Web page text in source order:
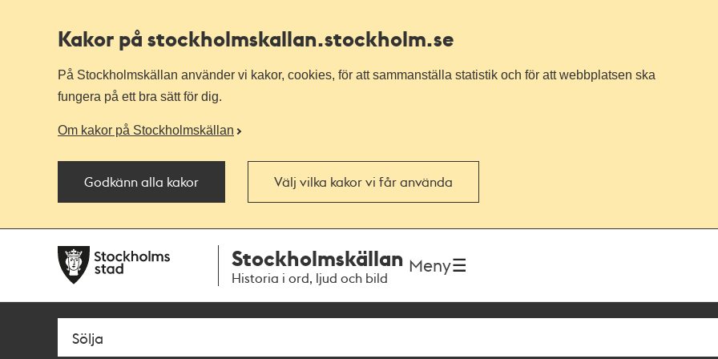
Kakor på stockholmskallan.stockholm.se
På Stockholmskällan använder vi kakor, cookies, för att sammanställa statistik och för att webbplatsen ska
fungera på ett bra sätt för dig.
Om kakor på Stockholmskällan
Godkänn alla kakor Välj vilka kakor vi får använda
navigationen
huvudinnehållet
Stockholmskällan
Historia i ord, ljud och bild
Meny
Sök